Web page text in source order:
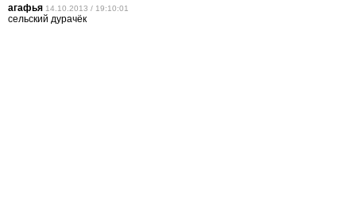
агафья 14.10.2013 / 19:10:01
сельский дурачёк